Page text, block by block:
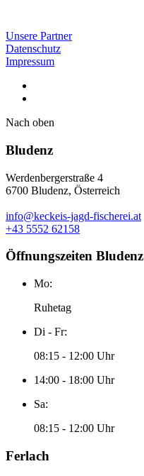
Unsere Partner
Datenschutz
Impressum
Nach oben
Bludenz
Werdenbergerstraße 4
6700 Bludenz, Österreich
info@keckeis-jagd-fischerei.at
+43 5552 62158
Öffnungszeiten Bludenz
Mo:
Ruhetag
Di - Fr:
08:15 - 12:00 Uhr
14:00 - 18:00 Uhr
Sa:
08:15 - 12:00 Uhr
Ferlach